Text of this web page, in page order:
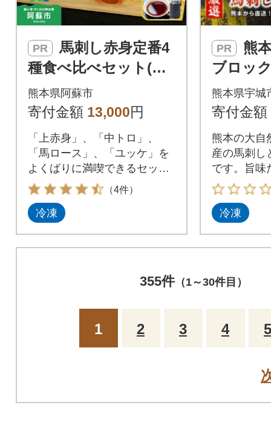
PR
種食べ比べセット(阿
蘇市)
熊本県阿蘇市
寄付金額 13,000円
「上赤身」、「中トロ」、
「馬ロース」、「ユッケ」を
よくばりに満喫できるセット
です。
（4件）
冷凍
PR
ブロッ
降り(中
ッケ
熊本県宇城
寄付金額
熊本の大自
産の馬刺し
です。旨味
を是非ご
冷凍
355件（1～30件目）
1 2 3 4 5